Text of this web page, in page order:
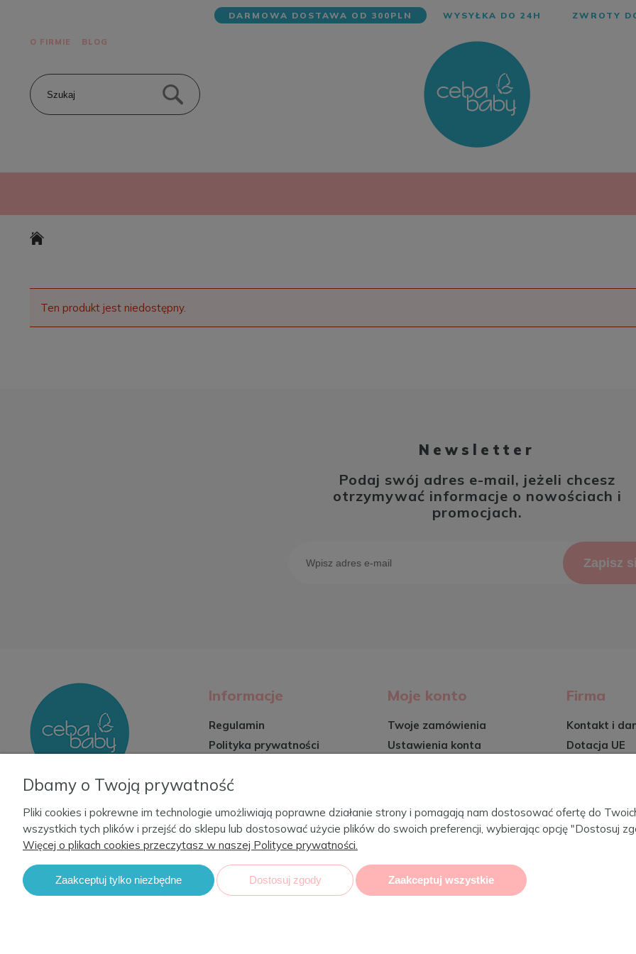
DARMOWA DOSTAWA OD 300PLN WYSYŁKA DO 24H ZWROTY
O FIRMIE BLOG
Ten produkt jest niedostępny.
Newsletter
Podaj swój adres e-mail, jeżeli chcesz
otrzymywać informacje o nowościach i
promocjach.
Zapisz
Informacje
Regulamin
Polityka prywatności
Formy płatności
Czas i koszty dostawy
Moje konto
Twoje zamówienia
Ustawienia konta
Firma
Kontakt i
Dotacja UE
Blog
Dbamy o Twoją prywatność
Pliki cookies i pokrewne im technologie umożliwiają poprawne działanie strony i pomagają nam dostosować ofertę do
wszystkich tych plików i przejść do sklepu lub dostosować użycie plików do swoich preferencji, wybierając opcję "Dostosuj
Więcej o plikach cookies przeczytasz w naszej Polityce prywatności.
Zaakceptuj tylko niezbędne Dostosuj zgody Zaakceptuj wszystkie